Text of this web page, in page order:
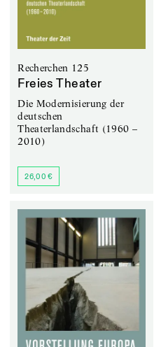
Recherchen 125
Freies Theater
Die Modernisierung der
deutschen
Theaterlandschaft (1960 –
2010)
26,00 €